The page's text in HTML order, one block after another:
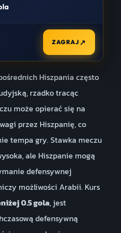
ZAGRAJ ↗
Hiszpania często
rzadko tracąc
może opierać się na
przez Hiszpanię, co
tempa gry. Stawka meczu
ale Hiszpanie mogą
defensywnej
możliwości Arabii. Kurs
0.5 gola, jest
defensywną